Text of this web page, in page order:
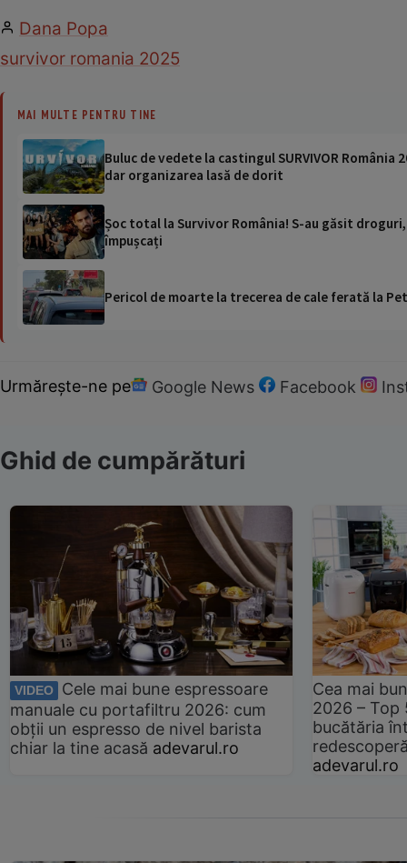
Dana Popa
survivor romania 2025
MAI MULTE PENTRU TINE
Buluc de vedete la castingul SURVIVOR
dar organizarea lasă de dorit
Șoc total la Survivor România! S-au găsit
împușcați
Pericol de moarte la trecerea de cale ferată la
Urmărește-ne pe Google News Facebook
Ghid de cumpărături
VIDEO
Cele mai bune espressoare
manuale cu portafiltru 2026: cum
obții un espresso de nivel barista
chiar la tine acasă adevarul.ro
Cea mai
2026 –
bucătăria
adevarul.ro